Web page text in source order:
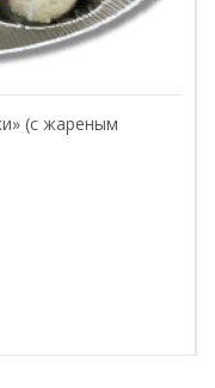
(с жареным